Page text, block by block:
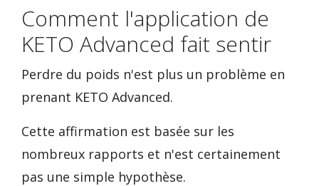
Comment l'application de
KETO Advanced fait sentir
Perdre du poids n'est plus un problème en
prenant KETO Advanced.
Cette affirmation est basée sur les
nombreux rapports et n'est certainement
pas une simple hypothèse.